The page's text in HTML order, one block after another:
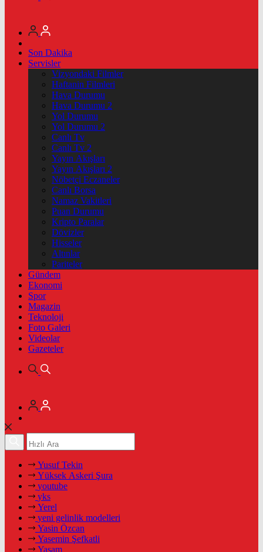
Son Dakika
Servisler
Vizyondaki Filmler
Haftanin Filmleri
Hava Durumu
Hava Durumu 2
Yol Durumu
Yol Durumu 2
Canlı Tv
Canlı Tv 2
Yayın Akışları
Yayın Akışları 2
Nöbetçi Eczaneler
Canlı Borsa
Namaz Vakitleri
Puan Durumu
Kripto Paralar
Dövizler
Hisseler
Altınlar
Pariteler
Gündem
Ekonomi
Spor
Magazin
Teknoloji
Foto Galeri
Videolar
Gazeteler
Yusuf Tekin
Yüksek Askeri Şura
youtube
yks
Yerel
yeni gelinlik modelleri
Yasin Özcan
Yasemin Şefkatli
Yaşam